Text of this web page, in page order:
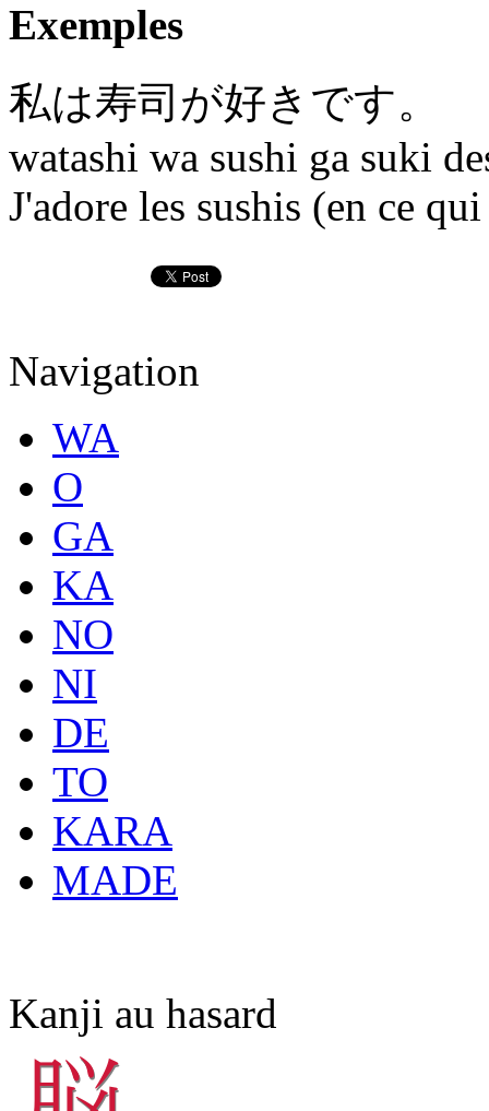
Exemples
私は寿司 が好きです。
watashi wa sushi ga suki
J'adore les sushis (en ce
Navigation
WA
O
GA
KA
NO
NI
DE
TO
KARA
MADE
Kanji au hasard